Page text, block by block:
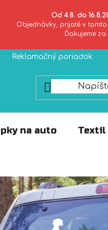
Od 4.8. do
Objednávky, prijaté v tomto
Ďakujeme
Reklamačný poriadok
na auto Textil